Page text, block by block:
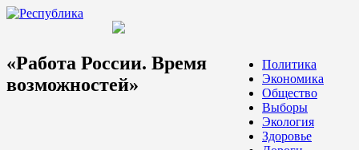
Политика
Экономика
Общество
Выборы
Экология
Здоровье
«Работа России. Время
возможностей»